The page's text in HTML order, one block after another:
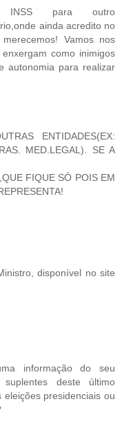
para outro
ainda acredito no
Vamos nos
como inimigos
autonomia para realizar
ENTIDADES(EX:
MED.LEGAL). SE A
FIQUE SÓ POIS EM
disponível no site
informação do seu
deste último
presidenciais ou